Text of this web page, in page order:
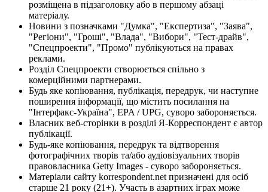
розміщена в підзаголовку або в першому абзаці
матеріалу.
Новини з позначками "Думка", "Експертиза", "Заява",
"Регіони", "Гроші", "Влада", "Вибори", "Тест-драйв",
"Спецпроекти", "Промо" публікуються на правах
реклами.
Розділ Спецпроекти створюється спільно з
комерційними партнерами.
Будь яке копіювання, публікація, передрук, чи наступне
поширення інформації, що містить посилання на
"Інтерфакс-Україна", EPA / UPG, суворо забороняється.
Власник веб-сторінки в розділі Я-Корреспондент є автор
публікації.
Будь-яке копіювання, передрук та відтворення
фотографічних творів та/або аудіовізуальних творів
правовласника Getty Images - суворо забороняється.
Матеріали сайту korrespondent.net призначені для осіб
старше 21 року (21+). Участь в азартних іграх може